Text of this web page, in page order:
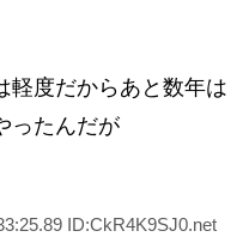
軽度だからあと数年は
ったんだが
ID:CkR4K9SJ0.net